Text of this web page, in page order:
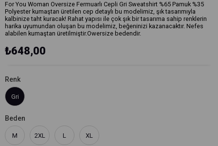
For You Woman Oversize Fermuarlı Cepli Gri Sweatshirt %65 Pamuk %35
Polyester kumaştan üretilen cep detaylı bu modelimiz, şık tasarımıyla
kalbinize taht kuracak! Rahat yapısı ile çok şık bir tasarıma sahip renklerin
harika uyumundan oluşan bu modelimiz, beğeninizi kazanacaktır. Nefes
alabilen kumaştan üretilmiştir.Owersize bedendir.
₺648,00
Renk
Gri
Beden
M 2XL L XL